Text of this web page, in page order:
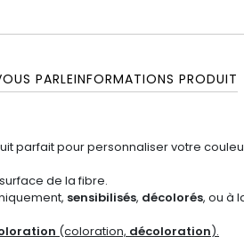
PARLEINFORMATIONS PRODUIT
parfait pour personnaliser votre
de la fibre.
sensibilisés, décolorés, ou à
(coloration, décoloration).